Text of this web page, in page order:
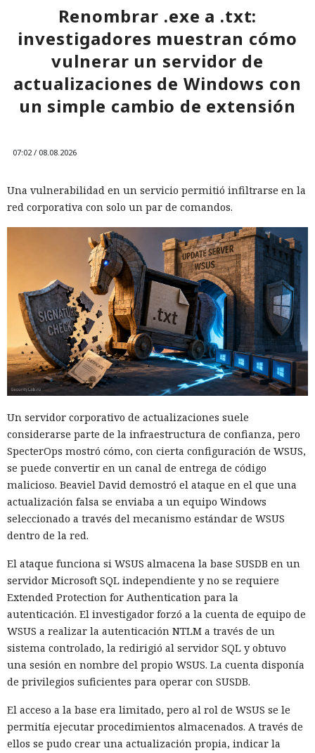
Renombrar .exe a .txt:
investigadores muestran cómo
vulnerar un servidor de
actualizaciones de Windows con
un simple cambio de extensión
07:02 / 08.08.2026
Una vulnerabilidad en un servicio permitió infiltrarse en la
red corporativa con solo un par de comandos.
Un servidor corporativo de actualizaciones suele
considerarse parte de la infraestructura de confianza, pero
SpecterOps mostró cómo, con cierta configuración de WSUS,
se puede convertir en un canal de entrega de código
malicioso. Beaviel David demostró el ataque en el que una
actualización falsa se enviaba a un equipo Windows
seleccionado a través del mecanismo estándar de WSUS
dentro de la red.
El ataque funciona si WSUS almacena la base SUSDB en un
servidor Microsoft SQL independiente y no se requiere
Extended Protection for Authentication para la
autenticación. El investigador forzó a la cuenta de equipo de
WSUS a realizar la autenticación NTLM a través de un
sistema controlado, la redirigió al servidor SQL y obtuvo
una sesión en nombre del propio WSUS. La cuenta disponía
de privilegios suficientes para operar con SUSDB.
El acceso a la base era limitado, pero al rol de WSUS se le
permitía ejecutar procedimientos almacenados. A través de
ellos se pudo crear una actualización propia, indicar la